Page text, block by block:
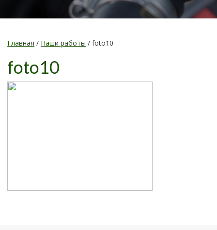
Главная / Наши работы / foto10
foto10